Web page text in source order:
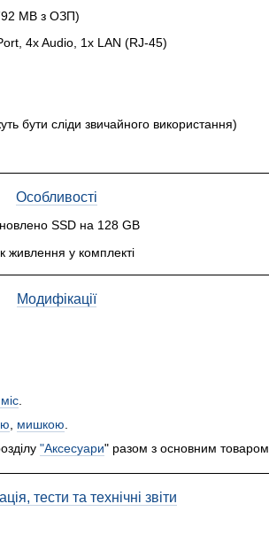
MB з ОЗП)
4x Audio, 1x LAN (RJ-45)
бути сліди звичайного використання)
Особливості
SSD на 128 GB
живлення у комплекті
Модифікації
мишкою
"Аксесуари" разом з основним товаром.
тести та технічні звіти